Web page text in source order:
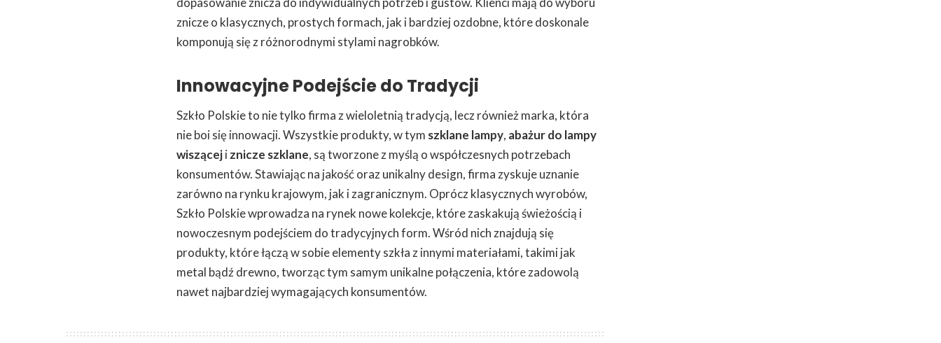
znicze o klasycznych, prostych formach, jak i bardziej ozdobne, które doskonale
komponują się z różnorodnymi stylami nagrobków.
Innowacyjne Podejście do Tradycji
Szkło Polskie to nie tylko firma z wieloletnią tradycją, lecz również marka, która
nie boi się innowacji. Wszystkie produkty, w tym szklane lampy, abażur do lampy
wiszącejiznicze szklane, są tworzone z myślą o współczesnych potrzebach
konsumentów. Stawiając na jakość oraz unikalny design, firma zyskuje uznanie
zarówno na rynku krajowym, jak i zagranicznym. Oprócz klasycznych wyrobów,
Szkło Polskie wprowadza na rynek nowe kolekcje, które zaskakują świeżością i
nowoczesnym podejściem do tradycyjnych form. Wśród nich znajdują się
produkty, które łączą w sobie elementy szkła z innymi materiałami, takimi jak
metal bądź drewno, tworząc tym samym unikalne połączenia, które zadowolą
nawet najbardziej wymagających konsumentów.